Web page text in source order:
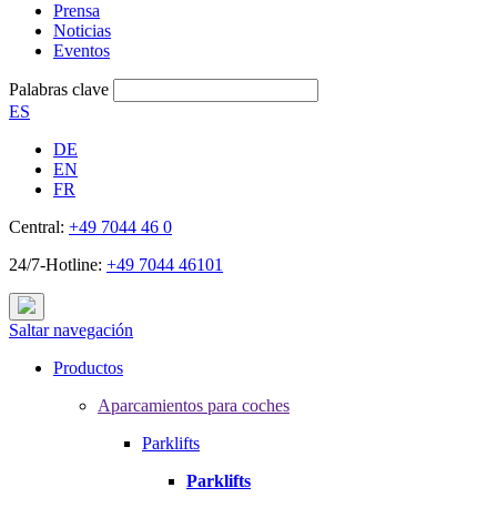
Prensa
Noticias
Eventos
Palabras clave
ES
DE
EN
FR
Central: +49 7044 46 0
24/7-Hotline: +49 7044 46101
Saltar navegación
Productos
Aparcamientos para coches
Parklifts
Parklifts